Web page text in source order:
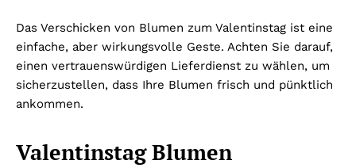
Das Verschicken von Blumen zum Valentinstag ist eine
einfache, aber wirkungsvolle Geste. Achten Sie darauf,
einen vertrauenswürdigen Lieferdienst zu wählen, um
sicherzustellen, dass Ihre Blumen frisch und pünktlich
ankommen.
Valentinstag Blumen